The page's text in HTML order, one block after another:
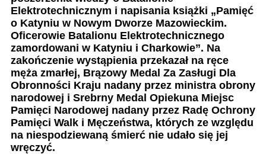
Elektrotechnicznym i napisania książki „Pamięć
o Katyniu w Nowym Dworze Mazowieckim.
Oficerowie Batalionu Elektrotechnicznego
zamordowani w Katyniu i Charkowie”. Na
zakończenie wystąpienia przekazał na ręce
męża zmarłej, Brązowy Medal Za Zasługi Dla
Obronności Kraju nadany przez ministra obrony
narodowej i Srebrny Medal Opiekuna Miejsc
Pamięci Narodowej nadany przez Radę Ochrony
Pamięci Walk i Męczeństwa, których ze względu
na niespodziewaną śmierć nie udało się jej
wręczyć.